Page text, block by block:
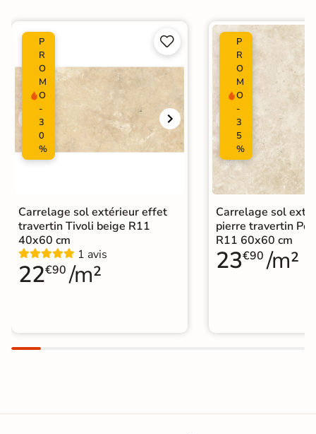
Carrelage travertin extérieur 10mm
Carrelage intérieur / extérieur
identique
|
Carrelage extérieur grand format
P
R
O
M
O
-
3
0
%


Carrelage sol extérieur effet
travertin Tivoli beige R11
40x60 cm
1 avis
22€90 /m²
P
R
O
M
O
-
3
5
%
Carrelage sol
pierre travertin
R11 60x60 cm
23€90 /m²